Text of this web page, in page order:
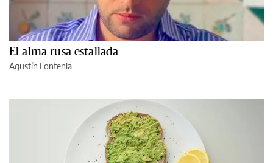
El alma rusa estallada
Agustín Fontenla